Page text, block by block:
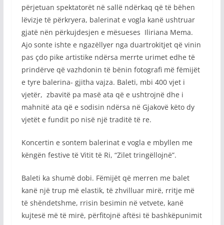
përjetuan spektatorët në sallë ndërkaq që të bëhen
lëvizje të përkryera, balerinat e vogla kanë ushtruar
gjatë nën përkujdesjen e mësueses Iliriana Mema.
Ajo sonte ishte e ngazëllyer nga duartrokitjet që vinin
pas çdo pike artistike ndërsa merrte urimet edhe të
prindërve që vazhdonin të bënin fotografi më fëmijët
e tyre balerina- gjitha vajza. Baleti, mbi 400 vjet i
vjetër, zbavitë pa masë ata që e ushtrojnë dhe i
mahnitë ata që e sodisin ndërsa në Gjakovë këto dy
vjetët e fundit po nisë një traditë të re.
Koncertin e sontem balerinat e vogla e mbyllen me
këngën festive të Vitit të Ri, “Zilet tringëllojnë”.
Baleti ka shumë dobi. Fëmijët që merren me balet
kanë një trup më elastik, të zhvilluar mirë, rritje më
të shëndetshme, rrisin besimin në vetvete, kanë
kujtesë më të mirë, përfitojnë aftësi të bashkëpunimit